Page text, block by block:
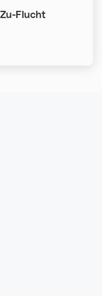
Flucht